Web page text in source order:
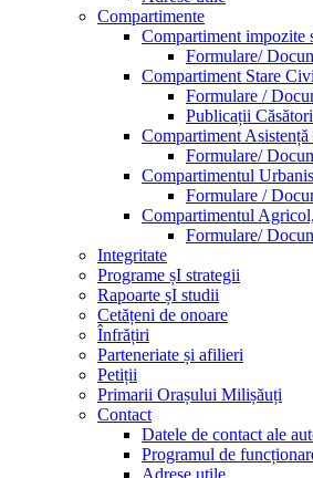
Compartimente
Compartiment impozite
Formulare/
Compartiment Stare
Formulare /
Publicații
Compartiment Asistență
Formulare/
Compartimentul
Formulare /
Compartimentul
Formulare/
Integritate
Programe șI strategii
Rapoarte șI studii
Cetățeni de onoare
Înfrățiri
Parteneriate și afilieri
Petiții
Primarii Orașului Milișăuți
Contact
Datele de contact ale
Programul de
Adrese utile